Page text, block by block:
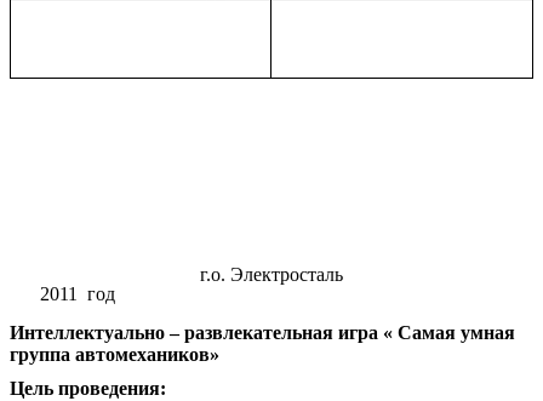
г.о. Электросталь
2011 год
Интеллектуально – развлекательная игра « Самая умная
группа автомехаников»
Цель проведения: